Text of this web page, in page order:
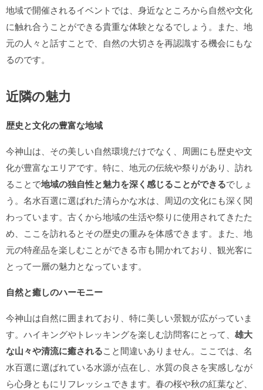
地域で開催されるイベントでは、身近なところから自然や文化
に触れ合うことができる貴重な体験となるでしょう。また、地
元の人々と話すことで、自然の大切さを再認識する機会にもな
るのです。
近隣の魅力
歴史と文化の豊富な地域
今神山は、その美しい自然環境だけでなく、周囲にも歴史や文
化が豊富なエリアです。特に、地元の伝統や祭りがあり、訪れ
ることで地域の独自性と魅力を深く感じることができるでしょ
う。名水百選に選ばれた清らかな水は、周辺の文化にも深く関
わっています。古くから地域の生活や祭りに使用されてきたた
め、ここを訪れるとその歴史の重みを体感できます。また、地
元の特産品を楽しむことができる市も開かれており、観光客に
とって一層の魅力となっています。
自然と癒しのハーモニー
今神山は自然に囲まれており、特に美しい景観が広がっていま
す。ハイキングやトレッキングを楽しむ訪問客にとって、 雄大
な山々や清流に癒されること間違いありません。ここでは、名
水百選に選ばれている水源が点在し、水質の良さを実感しなが
ら心身ともにリフレッシュできます。春の桜や秋の紅葉など、